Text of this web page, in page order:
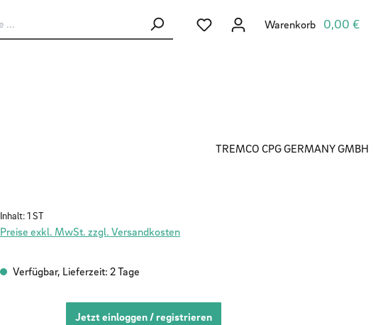
Du hast 0 Produkte auf dem
Warenkorb 0,00 €
TREMCO CPG GERMANY GMBH
Inhalt:1 ST
Preise exkl. MwSt. zzgl. Versandkosten
Verfügbar, Lieferzeit: 2 Tage
Jetzt einloggen / registrieren